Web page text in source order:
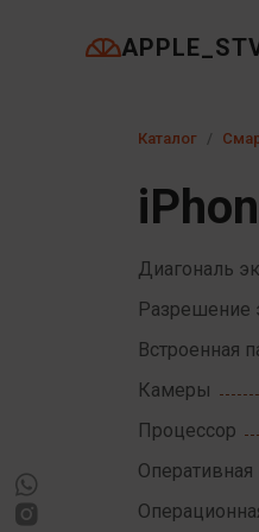
Каталог
Диагональ
Разрешение
Встроенная
Камеры
Процессор
Оперативная